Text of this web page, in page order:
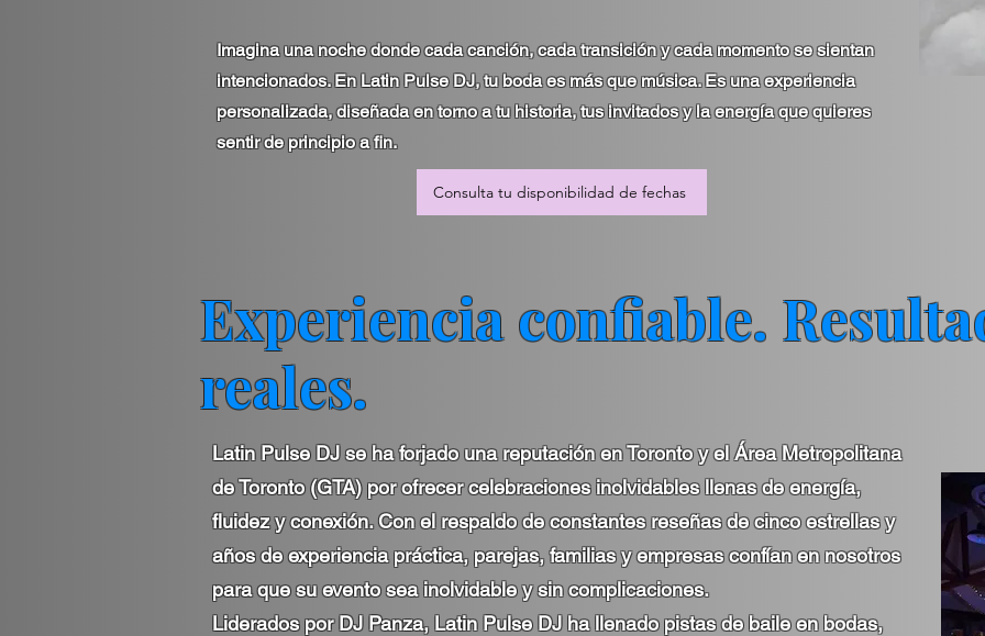
Imagina una noche donde cada canción, cada transición y cada momento se sientan
intencionados. En Latin Pulse DJ, tu boda es más que música. Es una experiencia
personalizada, diseñada en torno a tu historia, tus invitados y la energía que quieres
sentir de principio a fin.
Consulta tu disponibilidad de fechas
Experiencia confiable.
reales.
Latin Pulse DJ se ha forjado una reputación en Toronto y el Área Metropolitana
de Toronto (GTA) por ofrecer celebraciones inolvidables llenas de energía,
fluidez y conexión. Con el respaldo de constantes reseñas de cinco estrellas y
años de experiencia práctica, parejas, familias y empresas confían en nosotros
para que su evento sea inolvidable y sin complicaciones.
Liderados por DJ Panza, Latin Pulse DJ ha llenado pistas de baile en bodas,